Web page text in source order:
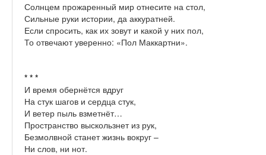
Солнцем прожаренный мир отнесите на стол,
Сильные руки истории, да аккуратней.
Если спросить, как их зовут и какой у них пол,
То отвечают уверенно: «Пол Маккартни».
* * *
И время обернётся вдруг
На стук шагов и сердца стук,
И ветер пыль взметнёт…
Пространство выскользнет из рук,
Безмолвной станет жизнь вокруг –
Ни слов, ни нот.